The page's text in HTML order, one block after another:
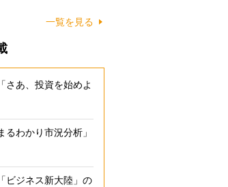
一覧を見る
さあ、投資を始めよ
るわかり市況分析」
ビジネス新大陸」の